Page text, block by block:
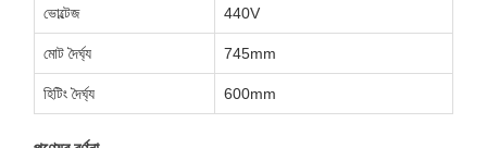
ভোল্টেজ 440V
মোট দৈর্ঘ্য 745mm
হিটিং দৈর্ঘ্য 600mm